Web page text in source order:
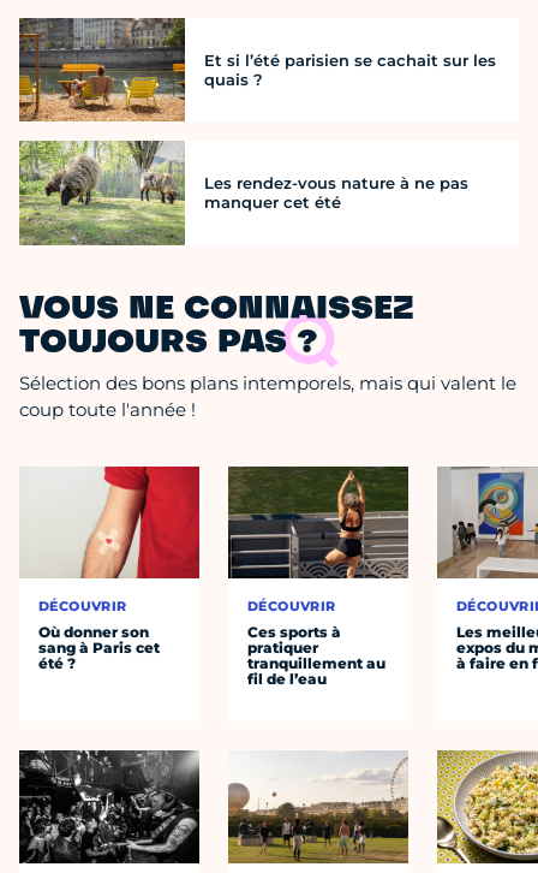
Et si l’été parisien se cachait sur les
quais ?
Les rendez-vous nature à ne pas
manquer cet été
VOUS NE CONNAISSEZ
TOUJOURS PAS ?
Sélection des bons plans intemporels, mais qui valent le
coup toute l'année !
DÉCOUVRIR
Où donner son
sang à Paris cet
été ?
DÉCOUVRIR
Ces sports à
pratiquer
tranquillement au
fil de l’eau
Les
expos du
à faire en